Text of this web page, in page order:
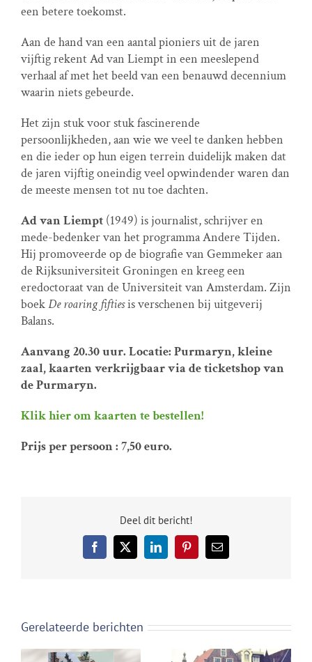
een betere toekomst.
Aan de hand van een aantal pioniers uit de jaren
vijftig rekent Ad van Liempt in een meeslepend
verhaal af met het beeld van een benauwd decennium
waarin niets gebeurde.
Het zijn stuk voor stuk fascinerende
persoonlijkheden, aan wie we veel te danken hebben
en die ieder op hun eigen terrein duidelijk maken dat
de jaren vijftig oneindig veel opwindender waren dan
de meeste mensen tot nu toe dachten.
Ad van Liempt (1949) is journalist, schrijver en
mede-bedenker van het programma Andere Tijden.
Hij promoveerde op de biografie van Gemmeker aan
de Rijksuniversiteit Groningen en kreeg een
eredoctoraat van de Universiteit van Amsterdam. Zijn
boekDe roaring fiftiesis verschenen bij uitgeverij
Balans.
Aanvang 20.30 uur. Locatie: Purmaryn, kleine
zaal, kaarten verkrijgbaar via de ticketshop van
de Purmaryn.
Klik hier om kaarten te bestellen!
Prijs per persoon : 7,50 euro.
Deel dit bericht!
Facebook
X LinkedInPinterest
E-
Gerelateerde berichten